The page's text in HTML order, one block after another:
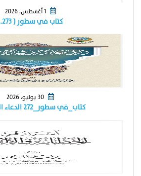
1 أغسطس، 2026
كتاب في سطور ( ٢٧٣…
كتاب_في سطور_٢٧٢ الدعاء الذي لايرد